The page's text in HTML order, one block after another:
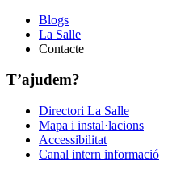
Blogs
La Salle
Contacte
T’ajudem?
Directori La Salle
Mapa i instal·lacions
Accessibilitat
Canal intern informació